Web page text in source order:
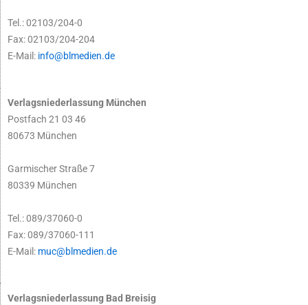
Tel.: 02103/204-0
Fax: 02103/204-204
E-Mail: info@blmedien.de
Verlagsniederlassung München
Postfach 21 03 46
80673 München
Garmischer Straße 7
80339 München
Tel.: 089/37060-0
Fax: 089/37060-111
E-Mail: muc@blmedien.de
Verlagsniederlassung Bad Breisig